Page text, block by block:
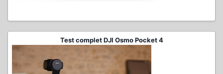
Test complet DJI Osmo Pocket 4